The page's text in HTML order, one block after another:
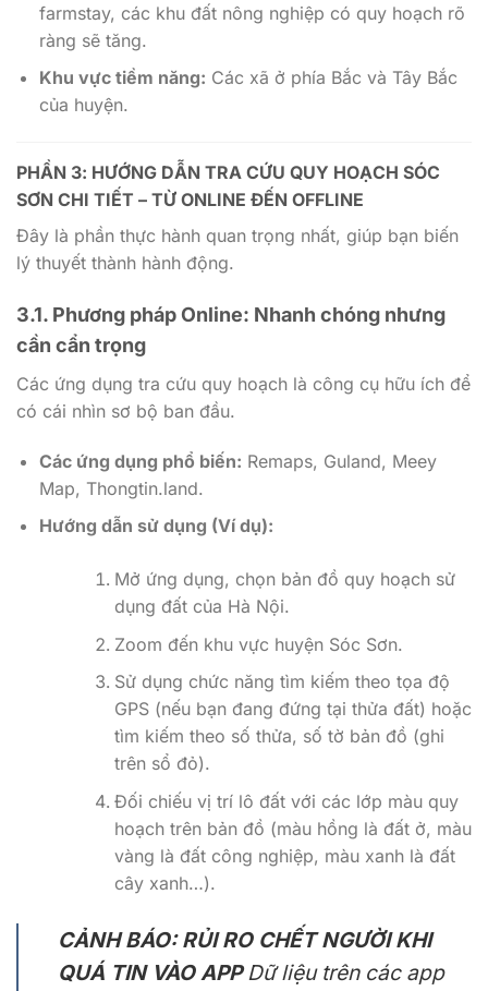
farmstay, các khu đất nông nghiệp có quy hoạch rõ
ràng sẽ tăng.
Khu vực tiềm năng: Các xã ở phía Bắc và Tây Bắc
của huyện.
PHẦN 3: HƯỚNG DẪN TRA CỨU QUY HOẠCH SÓC
SƠN CHI TIẾT – TỪ ONLINE ĐẾN OFFLINE
Đây là phần thực hành quan trọng nhất, giúp bạn biến
lý thuyết thành hành động.
3.1. Phương pháp Online: Nhanh chóng nhưng
cần cẩn trọng
Các ứng dụng tra cứu quy hoạch là công cụ hữu ích để
có cái nhìn sơ bộ ban đầu.
Các ứng dụng phổ biến: Remaps, Guland, Meey
Map, Thongtin.land.
Hướng dẫn sử dụng (Ví dụ):
Mở ứng dụng, chọn bản đồ quy hoạch sử
dụng đất của Hà Nội.
Zoom đến khu vực huyện Sóc Sơn.
Sử dụng chức năng tìm kiếm theo tọa độ
GPS (nếu bạn đang đứng tại thửa đất) hoặc
tìm kiếm theo số thửa, số tờ bản đồ (ghi
trên sổ đỏ).
Đối chiếu vị trí lô đất với các lớp màu quy
hoạch trên bản đồ (màu hồng là đất ở, màu
vàng là đất công nghiệp, màu xanh là đất
cây xanh…).
CẢNH BÁO: RỦI RO CHẾT NGƯỜI KHI
QUÁ TIN VÀO APPDữ liệu trên các app